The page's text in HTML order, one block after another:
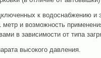
к водоснабжению и
метр и возможность
в зависимости от типа
высокого давления.